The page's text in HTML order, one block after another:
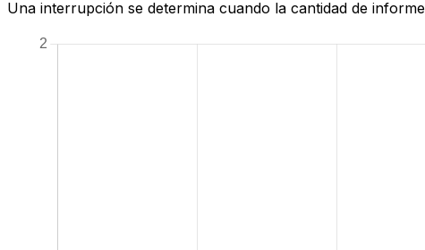
Una interrupción se determina cuando la cantidad de